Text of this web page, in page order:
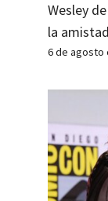
Wesley
la
6 de agosto